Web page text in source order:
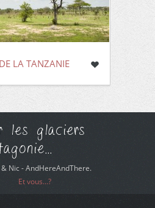
LA TANZANIE
les glaciers
& Nic - AndHereAndThere.
Et vous...?